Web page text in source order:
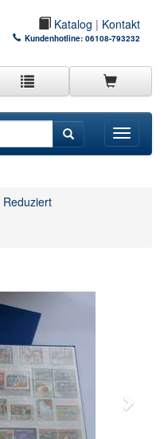
Katalog | Kontakt
Kundenhotline: 06108-793232
Toggle
Reduziert